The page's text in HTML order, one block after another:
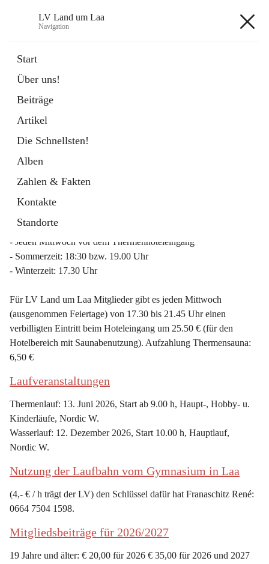
LV Land um Laa
Navigation
Start
Über uns!
Beiträge
Artikel
Die Schnellsten!
Alben
Zahlen & Fakten
Kontakte
Standorte
Externe Webseite
in
Tab
Mitgliederinfo 2026
Lauftreff
- Jeden Mittwoch vor dem Thermenhoteleingang
- Sommerzeit: 18:30 bzw. 19.00 Uhr
- Winterzeit: 17.30 Uhr
Für LV Land um Laa Mitglieder gibt es jeden Mittwoch
(ausgenommen Feiertage) von 17.30 bis 21.45 Uhr einen
verbilligten Eintritt beim Hoteleingang um 25.50 € (für den
Hotelbereich mit Saunabenutzung). Aufzahlung Thermensauna:
6,50 €
Laufveranstaltungen
Thermenlauf: 13. Juni 2026, Start ab 9.00 h, Haupt-, Hobby- u.
Kinderläufe, Nordic W.
Wasserlauf: 12. Dezember 2026, Start 10.00 h, Hauptlauf,
Nordic W.
Nutzung der Laufbahn vom Gymnasium in Laa
(4,- € / h trägt der LV) den Schlüssel dafür hat Franaschitz René:
0664 7504 1598.
Mitgliedsbeiträge für 2026/2027
19 Jahre und älter: € 20,00 für 2026 € 35,00 für 2026 und 2027